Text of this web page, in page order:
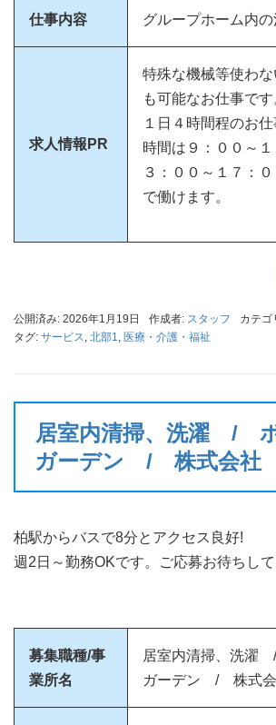
仕事内容 グループホーム内
求人情報PR
特殊な機械等使わ
も可能なお仕事で
１日４時間程のお仕
時間は９：００～１
３：００～１７：
で働けます。
公開済み: 2026年1月19日 作成者: スタッフ カテゴ
タグ: サービス, 北部1, 医療・介護・福祉
居室内清掃、洗濯 /
ガーデン / 株式会社
柏駅からバスで8分とアクセス良好!
週2日～勤務OKです。ご応募お待ちして
募集職種/事
業所名
居室内清掃、洗濯
ガーデン / 株式